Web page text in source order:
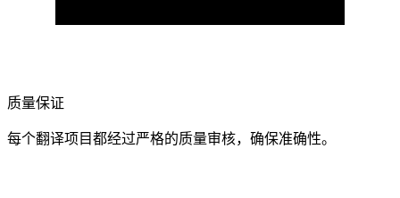
质量保证
每个翻译项目都经过严格的质量审核，确保准确性。